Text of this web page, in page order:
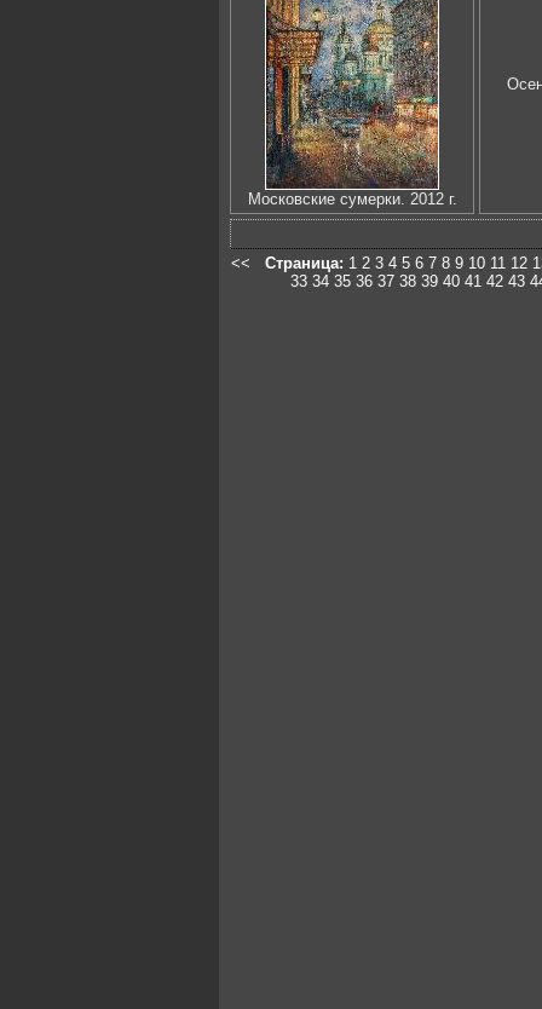
Московские сумерки. 2012 г.
<< Страница: 1 2 3 4 5 6 7 8 9 10 11 12
33 34 35 36 37 38 39 40 41 42 43